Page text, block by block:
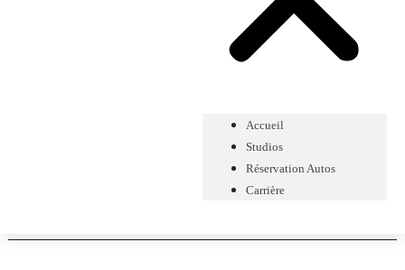
Accueil
Studios
Réservation Autos
Carrière